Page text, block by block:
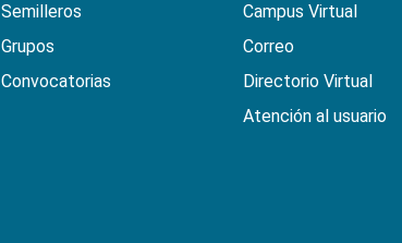
Semilleros
Grupos
Convocatorias
Campus Virtual
Correo
Directorio Virtual
Atención al usuario